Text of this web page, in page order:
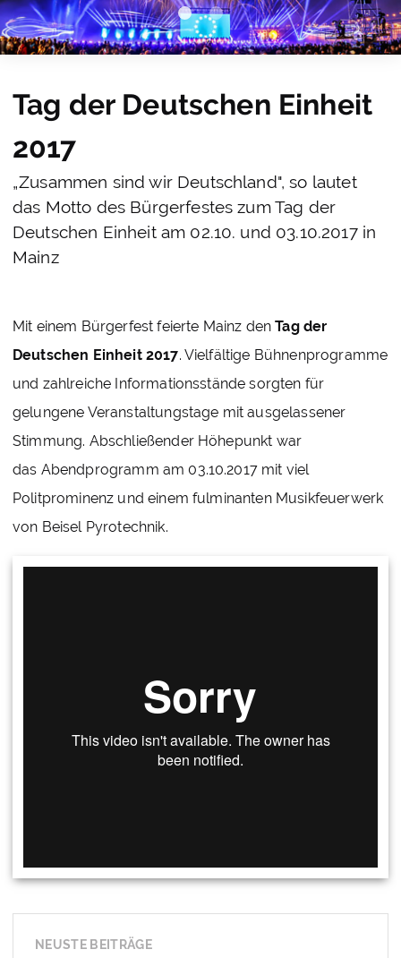
Tag der Deutschen Einheit
2017
„Zusammen sind wir Deutschland", so lautet
das Motto des Bürgerfestes zum Tag der
Deutschen Einheit am 02.10. und 03.10.2017 in
Mainz
Mit einem Bürgerfest feierte Mainz denTag der
Deutschen Einheit 2017. Vielfältige Bühnenprogramme
und zahlreiche Informationsstände sorgten für
gelungene Veranstaltungstage mit ausgelassener
Stimmung. Abschließender Höhepunkt war
das Abendprogramm am 03.10.2017 mit viel
Politprominenz und einem fulminanten Musikfeuerwerk
von Beisel Pyrotechnik.
NEUSTE BEITRÄGE